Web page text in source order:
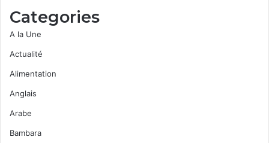
Categories
A la Une
Actualité
Alimentation
Anglais
Arabe
Bambara